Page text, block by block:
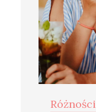
Różności